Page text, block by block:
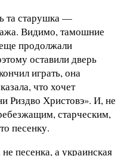
та старушка —
Видимо, тамошние
продолжали
оставили дверь
играть, она
что хочет
Риздво Христовэ». И, не
старческим,
песенку.
песенка, а украинская